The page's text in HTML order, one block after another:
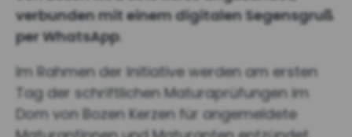
verbunden mit einem digitalen Segensgruß
per WhatsApp.
Im Rahmen der Initiative werden am ersten
Tag der schriftlichen Maturaprüfungen im
Dom von Bozen Kerzen für angemeldete